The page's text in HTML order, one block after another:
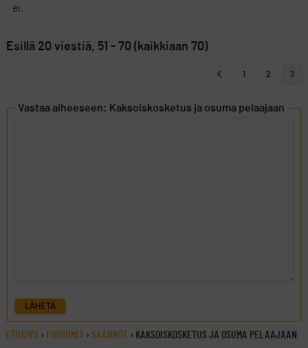
ei.
Esillä 20 viestiä, 51 - 70 (kaikkiaan 70)
1 2 3
Vastaa aiheeseen: Kaksoiskosketus ja osuma pelaajaan
LÄHETÄ
ETUSIVU › FOORUMIT › SÄÄNNÖT › KAKSOISKOSKETUS JA OSUMA PELAAJAAN